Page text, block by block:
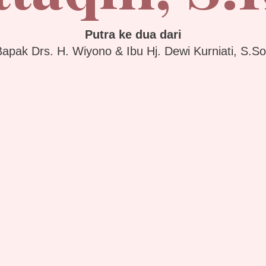
Putra ke dua dari
Drs. H. Wiyono & Ibu Hj. Dewi Kurniati,